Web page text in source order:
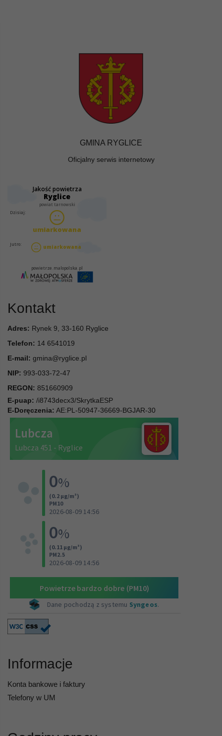
GMINA RYGLICE
Oficjalny serwis internetowy
Kontakt
Adres: Rynek 9, 33-160 Ryglice
Telefon: 14 6541019
E-mail: gmina@ryglice.pl
NIP: 993-033-72-47
REGON: 851660909
E-puap: /i8743decx3/SkrytkaESP
E-Doręczenia: AE:PL-50947-36669-BGJAR-30
Informacje
Konta bankowe i faktury
Telefony w UM